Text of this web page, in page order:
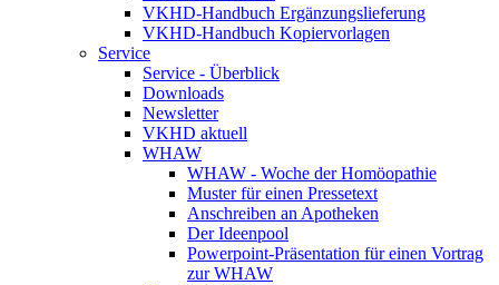
VKHD-Handbuch Ergänzungslieferung
VKHD-Handbuch Kopiervorlagen
Service
Service - Überblick
Downloads
Newsletter
VKHD aktuell
WHAW
WHAW - Woche der Homöopathie
Muster für einen Pressetext
Anschreiben an Apotheken
Der Ideenpool
Powerpoint-Präsentation für einen Vortrag
zur WHAW